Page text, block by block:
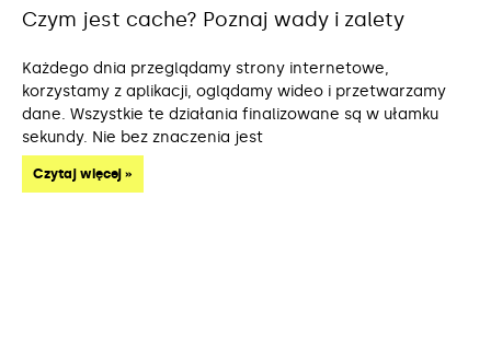
Czym jest cache? Poznaj wady i zalety
Każdego dnia przeglądamy strony internetowe,
korzystamy z aplikacji, oglądamy wideo i przetwarzamy
dane. Wszystkie te działania finalizowane są w ułamku
sekundy. Nie bez znaczenia jest
Czytaj więcej »